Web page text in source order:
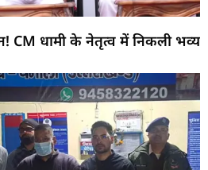
CM धामी के नेतृत्व में निकली भव्य